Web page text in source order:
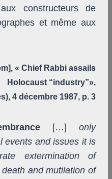
constructeurs de
et même aux
« Chief Rabbi assails
Holocaust “industry”»,
4 décembre 1987, p. 3
[…]only
events and issues it is
extermination of
and mutilation of